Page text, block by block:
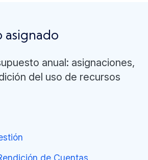
asignado
anual: asignaciones,
del uso de recursos